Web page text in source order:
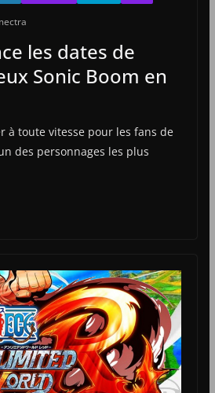
les dates de
Sonic Boom en
à toute vitesse pour les fans de
des personnages les plus